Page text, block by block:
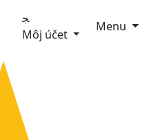
Môj účet
Menu